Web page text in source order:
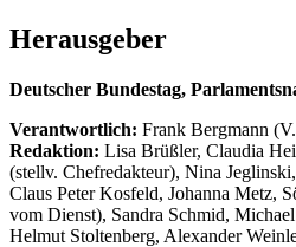
Herausgeber
Deutscher Bundestag,
Verantwortlich: Frank Bergmann
Redaktion: Lisa Brüßler, Claudia
(stellv. Chefredakteur), Nina Jeglinski,
Claus Peter Kosfeld, Johanna Metz,
vom Dienst), Sandra Schmid,
Helmut Stoltenberg, Alexander